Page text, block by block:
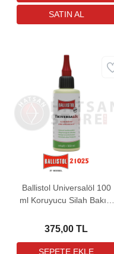
Ballistol Universalöl 100
ml Koruyucu Silah Bakım
375,00 TL